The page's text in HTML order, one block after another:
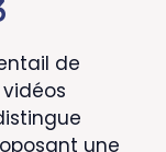
de
une